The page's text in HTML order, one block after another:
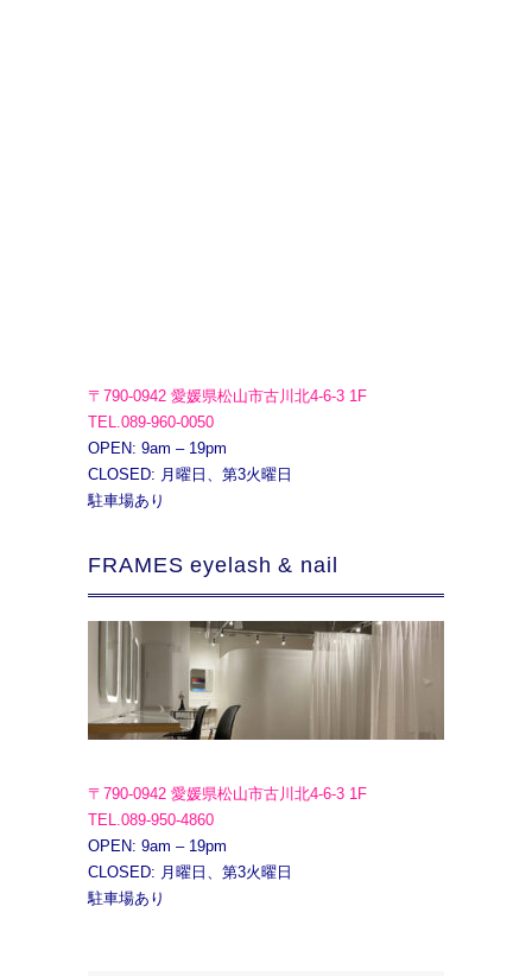
〒790-0942 愛媛県松山市古川北4-6-3 1F
TEL.089-960-0050
OPEN: 9am – 19pm
CLOSED: 月曜日、第3火曜日
駐車場あり
FRAMES eyelash & nail
〒790-0942 愛媛県松山市古川北4-6-3 1F
TEL.089-950-4860
OPEN: 9am – 19pm
CLOSED: 月曜日、第3火曜日
駐車場あり